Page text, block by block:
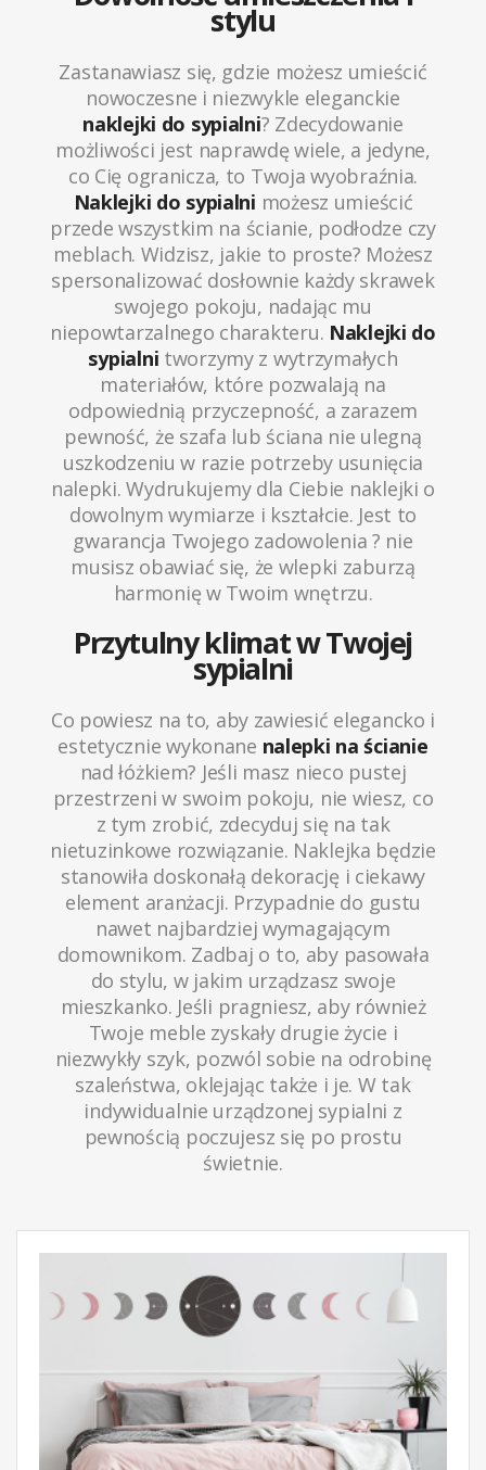
stylu
Zastanawiasz się, gdzie możesz umieścić
nowoczesne i niezwykle eleganckie
naklejki do sypialni? Zdecydowanie
możliwości jest naprawdę wiele, a jedyne,
co Cię ogranicza, to Twoja wyobraźnia.
Naklejki do sypialni możesz umieścić
przede wszystkim na ścianie, podłodze czy
meblach. Widzisz, jakie to proste? Możesz
spersonalizować dosłownie każdy skrawek
swojego pokoju, nadając mu
niepowtarzalnego charakteru. Naklejki do
sypialni tworzymy z wytrzymałych
materiałów, które pozwalają na
odpowiednią przyczepność, a zarazem
pewność, że szafa lub ściana nie ulegną
uszkodzeniu w razie potrzeby usunięcia
nalepki. Wydrukujemy dla Ciebie naklejki o
dowolnym wymiarze i kształcie. Jest to
gwarancja Twojego zadowolenia ? nie
musisz obawiać się, że wlepki zaburzą
harmonię w Twoim wnętrzu.
Przytulny klimat w Twojej
sypialni
Co powiesz na to, aby zawiesić elegancko i
estetycznie wykonane nalepki na ścianie
nad łóżkiem? Jeśli masz nieco pustej
przestrzeni w swoim pokoju, nie wiesz, co
z tym zrobić, zdecyduj się na tak
nietuzinkowe rozwiązanie. Naklejka będzie
stanowiła doskonałą dekorację i ciekawy
element aranżacji. Przypadnie do gustu
nawet najbardziej wymagającym
domownikom. Zadbaj o to, aby pasowała
do stylu, w jakim urządzasz swoje
mieszkanko. Jeśli pragniesz, aby również
Twoje meble zyskały drugie życie i
niezwykły szyk, pozwól sobie na odrobinę
szaleństwa, oklejając także i je. W tak
indywidualnie urządzonej sypialni z
pewnością poczujesz się po prostu
świetnie.